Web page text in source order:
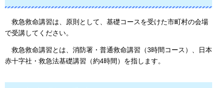
救急救命講習は、 原則として、基礎コースを受けた市町村の会場
で受講してください。
救急救命講習とは、消防署・普通救命講習（3時間コース）、日本
赤十字社・救急法基礎講習（約4時間）を指します。